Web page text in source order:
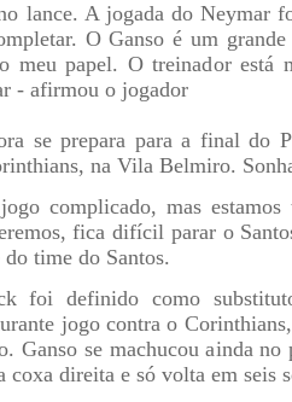
lance. A jogada do Neymar
O Ganso é um
meu papel. O treinador está
- afirmou o jogador
se prepara para a final do
na Vila Belmiro.
complicado, mas estamos
fica difícil parar o
time do Santos.
foi definido como
jogo contra o
Ganso se machucou ainda
coxa direita e só volta em seis